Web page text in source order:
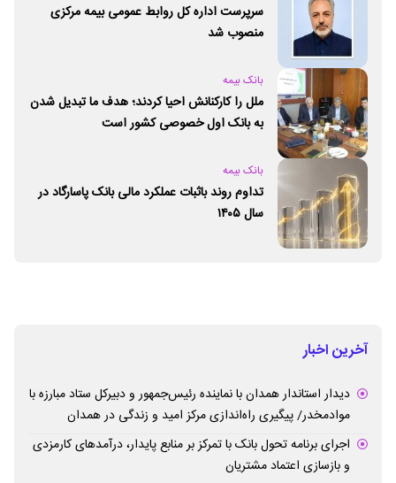
سرپرست اداره کل روابط عمومی بیمه مرکزی
منصوب شد
بانک بیمه
ملل را کارکنانش احیا کردند؛ هدف ما تبدیل شدن
به بانک اول خصوصی کشور است
بانک بیمه
تداوم روند باثبات عملکرد مالی بانک پاسارگاد در
سال ۱۴۰۵
آخرین اخبار
دیدار استاندار همدان با نماینده رئیس‌جمهور و دبیرکل ستاد مبارزه با
موادمخدر/ پیگیری راه‌اندازی مرکز امید و زندگی در همدان
اجرای برنامه تحول بانک با تمرکز بر منابع پایدار، درآمدهای کارمزدی
و بازسازی اعتماد مشتریان